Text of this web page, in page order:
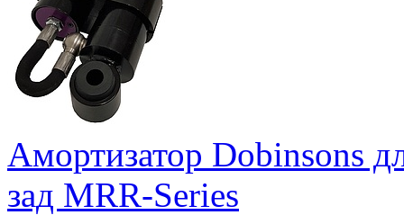
Амортизатор Dobinsons
зад MRR-Series